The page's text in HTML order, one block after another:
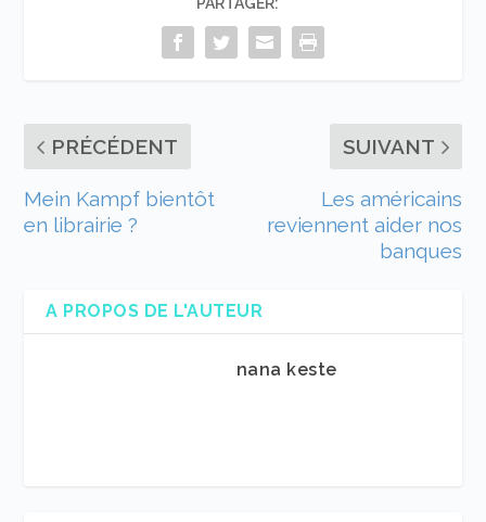
PARTAGER:
PRÉCÉDENT
Mein Kampf bientôt
en librairie ?
SUIVANT
Les américains
reviennent aider nos
banques
A PROPOS DE L'AUTEUR
nana keste